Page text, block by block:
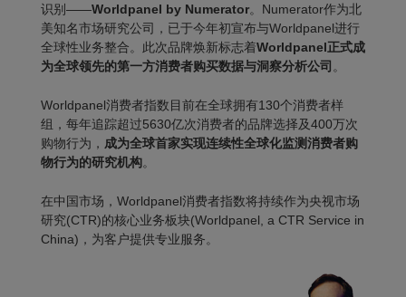
识别——Worldpanel by Numerator。 Numerator作为北
美知名市场研究公司，已于今年初宣布与Worldpanel进行
全球性业务整合。此次品牌焕新标志着Worldpanel正式成
为全球领先的第一方消费者购买数据与洞察分析公司 。
Worldpanel消费者指数目前在全球拥有130个消费者样
组，每年追踪超过5630亿次消费者的品牌选择及400万次
购物行为， 成为全球首家实现连续性全球化监测消费者购
物行为的研究机构。
在中国市场， Worldpanel消费者指数将持续作为央视市场
研究(CTR)的核心业务板块(Worldpanel, a CTR Service in
China) ，为客户提供专业服务。